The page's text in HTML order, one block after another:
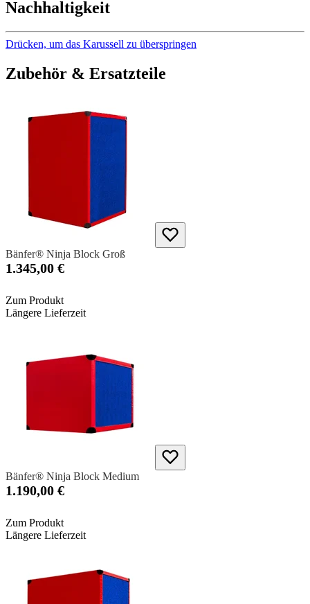
Nachhaltigkeit
Drücken, um das Karussell zu überspringen
Zubehör & Ersatzteile
Bänfer® Ninja Block Groß
1.345,00 €
Zum Produkt
Längere Lieferzeit
Bänfer® Ninja Block Medium
1.190,00 €
Zum Produkt
Längere Lieferzeit